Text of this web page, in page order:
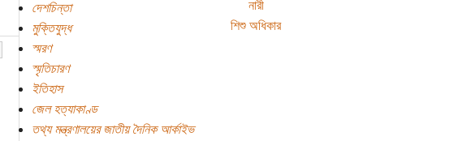
নারী
শিশু অধিকার
দেশচিন্তা
মুক্তিযুদ্ধ
স্মরণ
স্মৃতিচারণ
ইতিহাস
জেল হত্যাকাণ্ড
তথ্য মন্ত্রণালয়ের জাতীয় দৈনিক আর্কাইভ